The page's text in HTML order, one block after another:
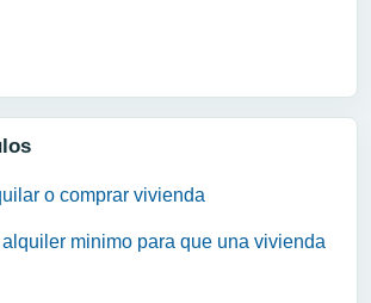
o comprar vivienda
minimo para que una vivienda